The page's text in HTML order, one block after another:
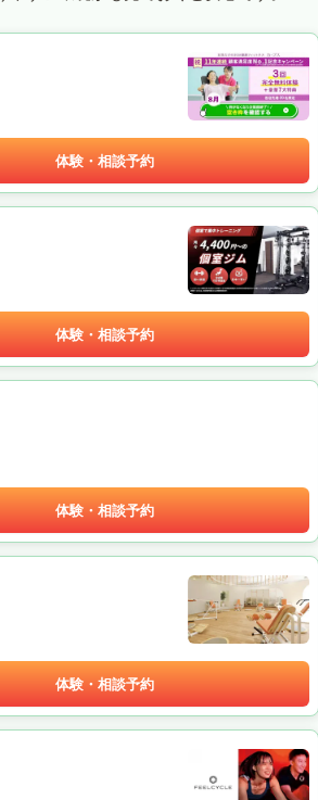
体験・相談予約
体験・相談予約
体験・相談予約
体験・相談予約